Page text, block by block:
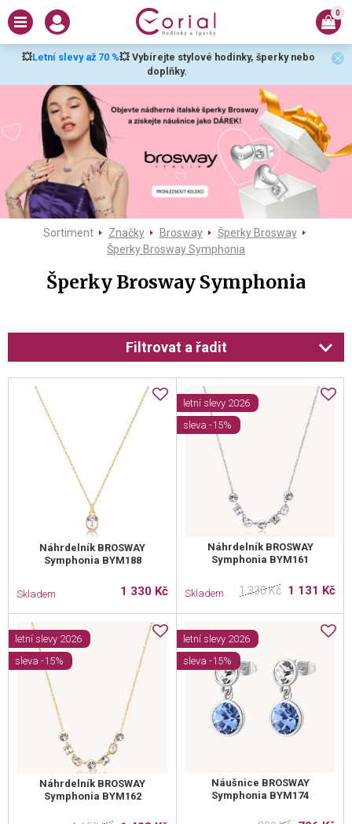
💥Letní slevy až 70 %💥 Vybírejte stylové hodinky, šperky nebo
doplňky.
0
Sortiment Značky Brosway
Šperky Brosway
Šperky Brosway Symphonia
Šperky Brosway Symphonia
Filtrovat a řadit
Náhrdelník BROSWAY
Symphonia BYM188
Skladem 1 330 Kč
Náhrdelník BROSWAY
Symphonia BYM161
letní slevy 2026
sleva -15%
Skladem 1 330 Kč 1 131 Kč
Náhrdelník BROSWAY
Symphonia BYM162
letní slevy 2026
sleva -15%
Náušnice BROSWAY
Symphonia BYM174
letní slevy 2026
sleva -15%